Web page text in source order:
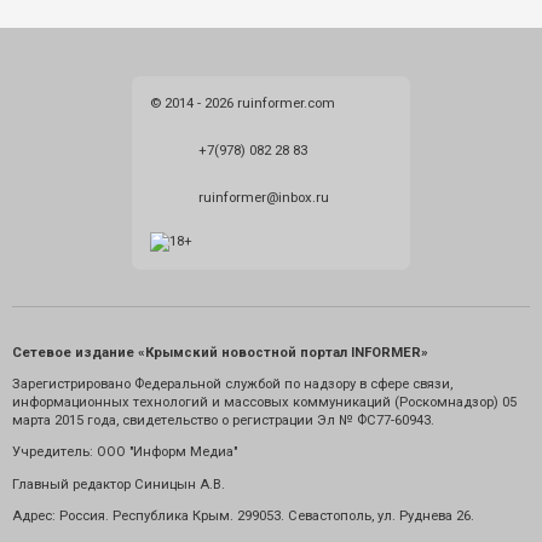
© 2014 - 2026 ruinformer.com
+7(978) 082 28 83
ruinformer@inbox.ru
Сетевое издание «Крымский новостной портал INFORMER»
Зарегистрировано Федеральной службой по надзору в сфере связи,
информационных технологий и массовых коммуникаций (Роскомнадзор) 05
марта 2015 года, свидетельство о регистрации Эл № ФС77-60943.
Учредитель: ООО "Информ Медиа"
Главный редактор Синицын А.В.
Адрес: Россия. Республика Крым. 299053. Севастополь, ул. Руднева 26.